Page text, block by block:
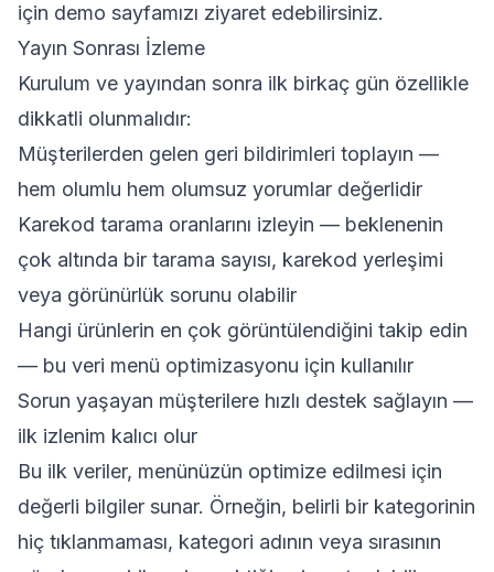
için demo sayfamızı ziyaret edebilirsiniz.
Yayın Sonrası İzleme
Kurulum ve yayından sonra ilk birkaç gün özellikle
dikkatli olunmalıdır:
Müşterilerden gelen geri bildirimleri toplayın —
hem olumlu hem olumsuz yorumlar değerlidir
Karekod tarama oranlarını izleyin — beklenenin
çok altında bir tarama sayısı, karekod yerleşimi
veya görünürlük sorunu olabilir
Hangi ürünlerin en çok görüntülendiğini takip edin
— bu veri menü optimizasyonu için kullanılır
Sorun yaşayan müşterilere hızlı destek sağlayın —
ilk izlenim kalıcı olur
Bu ilk veriler, menünüzün optimize edilmesi için
değerli bilgiler sunar. Örneğin, belirli bir kategorinin
hiç tıklanmaması, kategori adının veya sırasının